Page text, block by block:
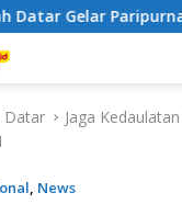
Gelar Paripurna
Datar
Jaga
, News